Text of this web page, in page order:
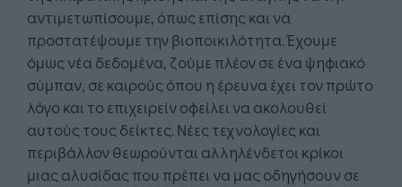
αντιμετωπίσουμε, όπως επίσης και να
προστατέψουμε την βιοποικιλότητα. Έχουμε
όμως νέα δεδομένα, ζούμε πλέον σε ένα ψηφιακό
σύμπαν, σε καιρούς όπου η έρευνα έχει τον πρώτο
λόγο και το επιχειρείν οφείλει να ακολουθεί
αυτούς τους δείκτες. Νέες τεχνολογίες και
περιβάλλον θεωρούνται αλληλένδετοι κρίκοι
μιας αλυσίδας που πρέπει να μας οδηγήσουν σε